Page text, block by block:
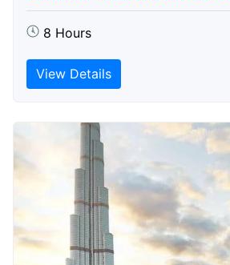
8 Hours
View Details